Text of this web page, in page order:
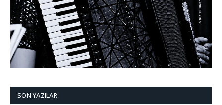
SON YAZILAR